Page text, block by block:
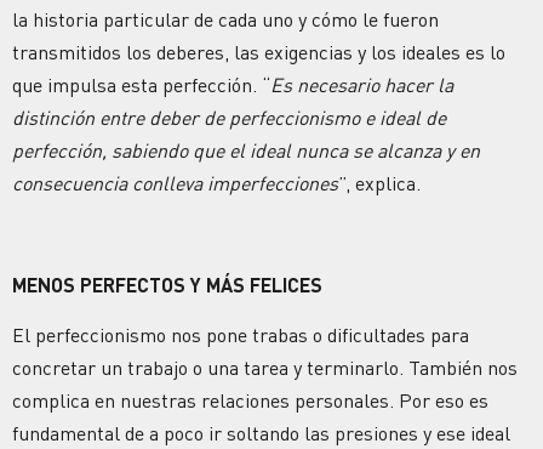
la historia particular de cada uno y cómo le fueron
transmitidos los deberes, las exigencias y los ideales es lo
que impulsa esta perfección. “Es necesario hacer la
distinción entre deber de perfeccionismo e ideal de
perfección, sabiendo que el ideal nunca se alcanza y en
consecuencia conlleva imperfecciones”, explica.
MENOS PERFECTOS Y MÁS FELICES
El perfeccionismo nos pone trabas o dificultades para
concretar un trabajo o una tarea y terminarlo. También nos
complica en nuestras relaciones personales. Por eso es
fundamental de a poco ir soltando las presiones y ese ideal